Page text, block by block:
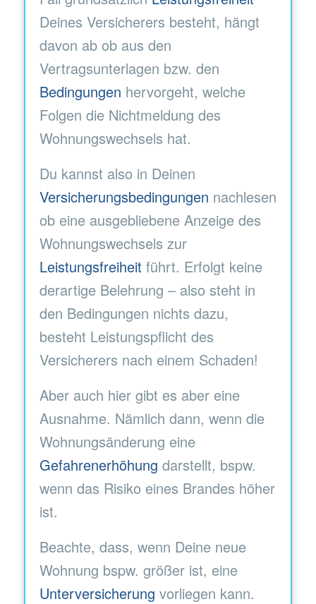
Deines Versicherers besteht, hängt
davon ab ob aus den
Vertragsunterlagen bzw. den
Bedingungen hervorgeht, welche
Folgen die Nichtmeldung des
Wohnungswechsels hat.
Du kannst also in Deinen
Versicherungsbedingungen nachlesen
ob eine ausgebliebene Anzeige des
Wohnungswechsels zur
Leistungsfreiheit führt. Erfolgt keine
derartige Belehrung – also steht in
den Bedingungen nichts dazu,
besteht Leistungspflicht des
Versicherers nach einem Schaden!
Aber auch hier gibt es aber eine
Ausnahme. Nämlich dann, wenn die
Wohnungsänderung eine
Gefahrenerhöhung darstellt, bspw.
wenn das Risiko eines Brandes höher
ist.
Beachte, dass, wenn Deine neue
Wohnung bspw. größer ist, eine
Unterversicherung vorliegen kann.